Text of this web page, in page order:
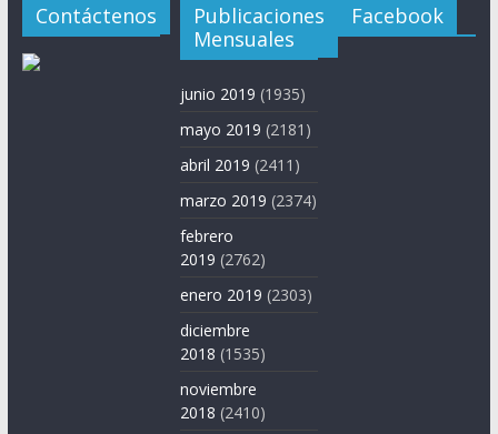
Contáctenos
Publicaciones
Mensuales
junio 2019 (1935)
mayo 2019 (2181)
abril 2019 (2411)
marzo 2019 (2374)
febrero
2019 (2762)
enero 2019 (2303)
diciembre
2018 (1535)
noviembre
2018 (2410)
Facebook